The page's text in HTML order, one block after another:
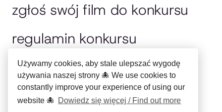
Używamy cookies, aby stale ulepszać wygodę
używania naszej strony 🐙 We use cookies to
constantly improve your experience of using our
website 🐙 Dowiedz się więcej / Find out more
zgłoś swój film do konkursu
regulamin konkursu
jury
english please